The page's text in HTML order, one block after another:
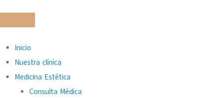
Inicio
Nuestra clínica
Medicina Estética
Consulta Médica